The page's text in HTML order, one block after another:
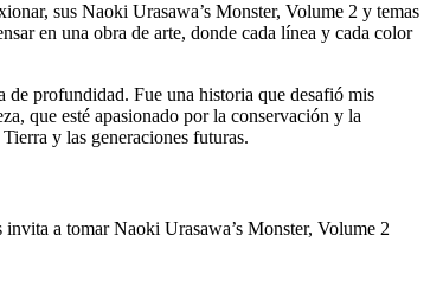
sus Naoki Urasawa’s Monster, Volume 2 y temas
en una obra de arte, donde cada línea y cada color
de profundidad. Fue una historia que desafió mis
que esté apasionado por la conservación y la
y las generaciones futuras.
a tomar Naoki Urasawa’s Monster, Volume 2